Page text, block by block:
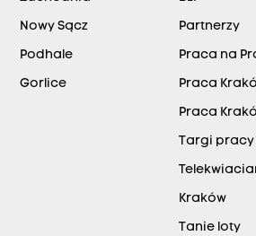
Nowy Sącz
Podhale
Gorlice
Partnerzy
Praca na
Praca
Praca
Targi pracy
Kraków
Tanie loty